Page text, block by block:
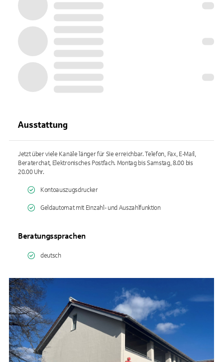
Ausstattung
Jetzt über viele Kanäle länger für Sie erreichbar. Telefon, Fax, E-Mail,
Beraterchat, Elektronisches Postfach. Montag bis Samstag, 8.00 bis
20.00 Uhr.
Kontoauszugsdrucker
Geldautomat mit Einzahl- und Auszahlfunktion
Beratungssprachen
deutsch